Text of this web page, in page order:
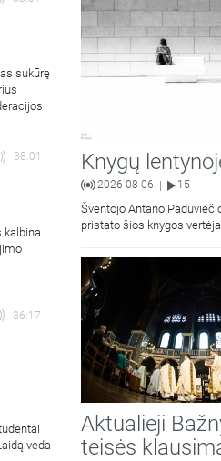
sukūrę
38:01
kalbina
36:17
veda
Knygų
2026-08-06 15
Šventojo Antano
pristato šios knygos
moralinės teologijos dr.
Aktualieji
teisės